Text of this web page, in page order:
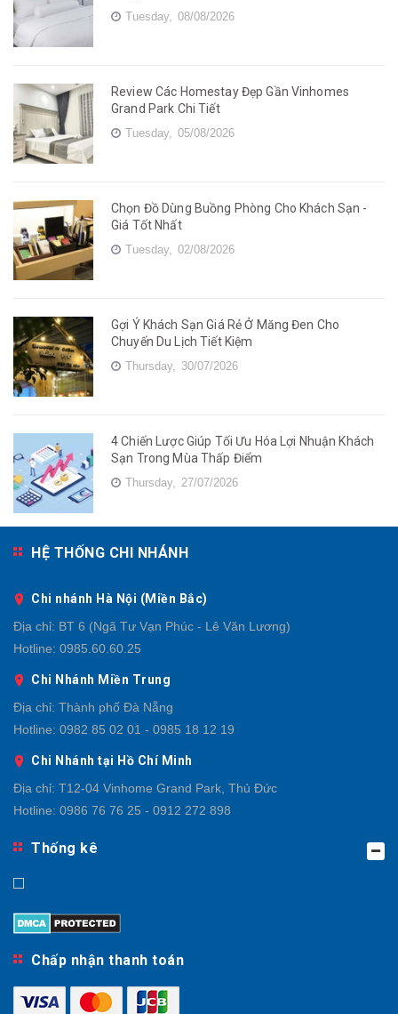
Tuesday, 08/08/2026
Review Các Homestay Đẹp Gần Vinhomes
Grand Park Chi Tiết
Tuesday, 05/08/2026
Chọn Đồ Dùng Buồng Phòng Cho Khách Sạn -
Giá Tốt Nhất
Tuesday, 02/08/2026
Gợi Ý Khách Sạn Giá Rẻ Ở Măng Đen Cho
Chuyến Du Lịch Tiết Kiệm
Thursday, 30/07/2026
4 Chiến Lược Giúp Tối Ưu Hóa Lợi Nhuận Khách
Sạn Trong Mùa Thấp Điểm
Thursday, 27/07/2026
HỆ THỐNG CHI NHÁNH
Chi nhánh Hà Nội (Miền Bắc)
Địa chỉ: BT 6 (Ngã Tư Vạn Phúc - Lê Văn Lương)
Hotline: 0985.60.60.25
Chi Nhánh Miền Trung
Địa chỉ: Thành phố Đà Nẵng
Hotline: 0982 85 02 01 - 0985 18 12 19
Chi Nhánh tại Hồ Chí Minh
Địa chỉ: T12-04 Vinhome Grand Park, Thủ Đức
Hotline: 0986 76 76 25 - 0912 272 898
Thống kê
Chấp nhận thanh toán